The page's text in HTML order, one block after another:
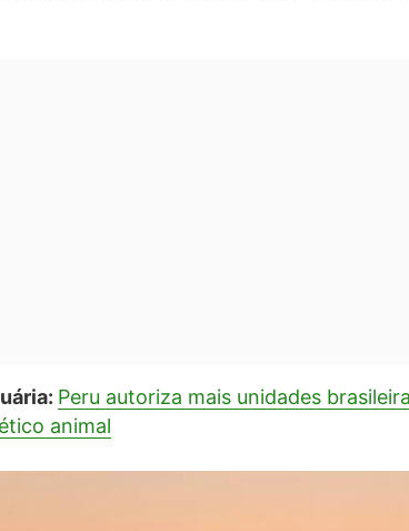
Peru autoriza mais unidades
animal